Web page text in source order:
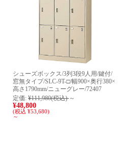
シューズボックス/3列3段9人用/鍵付/
窓無タイプ/SLC-9T-□/幅900×奥行380×
高さ1790mm/ニューグレー/72407
定価: ¥111,980(税込) ～
¥48,800
(税込 ¥53,680)
～